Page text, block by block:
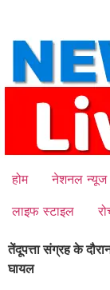
content
होम नेशनल न्यूज
लाइफ स्टाइल
तेंदूपत्ता संग्रह के
घायल